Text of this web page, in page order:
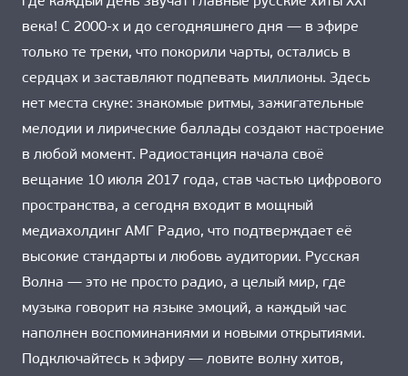
века! С 2000-х и до сегодняшнего дня — в эфире
только те треки, что покорили чарты, остались в
сердцах и заставляют подпевать миллионы. Здесь
нет места скуке: знакомые ритмы, зажигательные
мелодии и лирические баллады создают настроение
в любой момент. Радиостанция начала своё
вещание 10 июля 2017 года, став частью цифрового
пространства, а сегодня входит в мощный
медиахолдинг АМГ Радио, что подтверждает её
высокие стандарты и любовь аудитории. Русская
Волна — это не просто радио, а целый мир, где
музыка говорит на языке эмоций, а каждый час
наполнен воспоминаниями и новыми открытиями.
Подключайтесь к эфиру — ловите волну хитов,